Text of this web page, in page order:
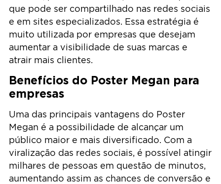
que pode ser compartilhado nas redes sociais
e em sites especializados. Essa estratégia é
muito utilizada por empresas que desejam
aumentar a visibilidade de suas marcas e
atrair mais clientes.
Benefícios do Poster Megan para
empresas
Uma das principais vantagens do Poster
Megan é a possibilidade de alcançar um
público maior e mais diversificado. Com a
viralização das redes sociais, é possível atingir
milhares de pessoas em questão de minutos,
aumentando assim as chances de conversão e